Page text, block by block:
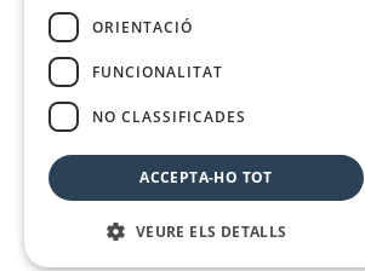
ORIENTACIÓ
FUNCIONALITAT
NO CLASSIFICADES
ACCEPTA-HO TOT
VEURE ELS DETALLS